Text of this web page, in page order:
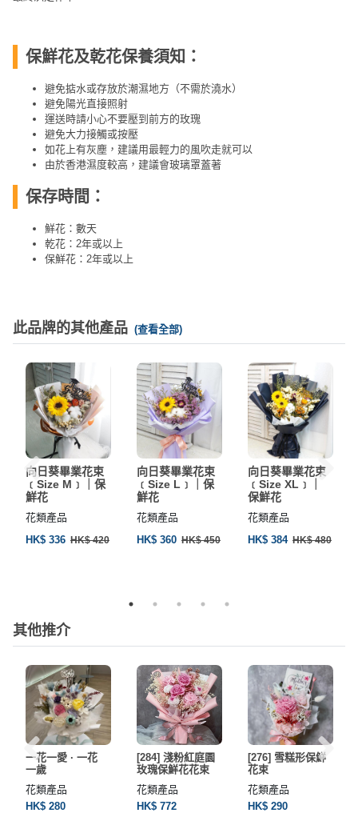
保鮮花及乾花保養須知：
避免掂水或存放於潮濕地方（不需於澆水）
避免陽光直接照射
運送時請小心不要壓到前方的玫瑰
避免大力接觸或按壓
如花上有灰塵，建議用最輕力的風吹走就可以
由於香港濕度較高，建議會玻璃罩蓋著
保存時間：
鮮花：數天
乾花：2年或以上
保鮮花：2年或以上
此品牌的其他產品 (查看全部)
向日葵畢業花束
﹝Size M﹞｜保
鮮花
花類產品
HK$ 336 HK$ 420
向日葵畢業花束
﹝Size L﹞｜保
鮮花
花類產品
HK$ 360 HK$ 450
向日葵畢業花束
﹝Size XL﹞｜
保鮮花
花類產品
HK$ 384 HK$ 480
其他推介
一花一愛 · 一花
一歲
花類產品
HK$ 280
[284] 淺粉紅庭園
玫瑰保鮮花花束
花類產品
HK$ 772
[276] 雪糕形保鮮
花束
花類產品
HK$ 290